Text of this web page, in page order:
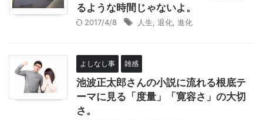
るような時間じゃないよ。
2017/4/8 人生 退化 進化
よしなし事 雑感
池波正太郎さんの小説に流れる根底テ
ーマに見る「度量」「寛容さ」の大切
さ。